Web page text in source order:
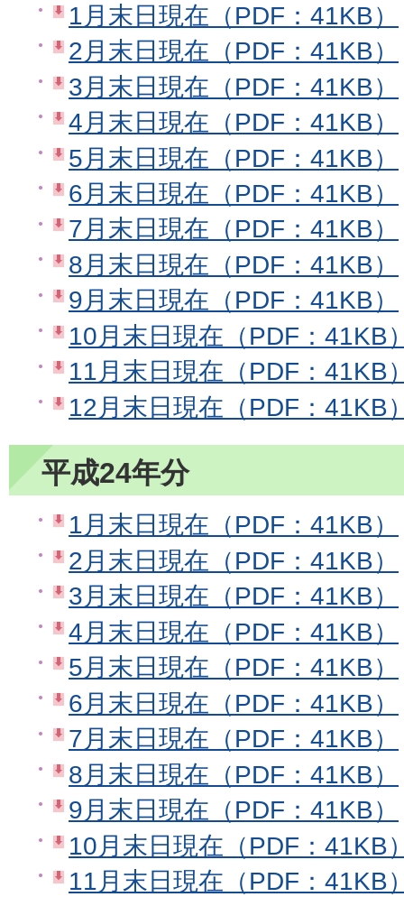
1月末日現在（PDF：41KB）
2月末日現在（PDF：41KB）
3月末日現在（PDF：41KB）
4月末日現在（PDF：41KB）
5月末日現在（PDF：41KB）
6月末日現在（PDF：41KB）
7月末日現在（PDF：41KB）
8月末日現在（PDF：41KB）
9月末日現在（PDF：41KB）
10月末日現在（PDF：41KB
11月末日現在（PDF：41KB
12月末日現在（PDF：41KB
平成24年分
1月末日現在（PDF：41KB）
2月末日現在（PDF：41KB）
3月末日現在（PDF：41KB）
4月末日現在（PDF：41KB）
5月末日現在（PDF：41KB）
6月末日現在（PDF：41KB）
7月末日現在（PDF：41KB）
8月末日現在（PDF：41KB）
9月末日現在（PDF：41KB）
10月末日現在（PDF：41KB
11月末日現在（PDF：41KB